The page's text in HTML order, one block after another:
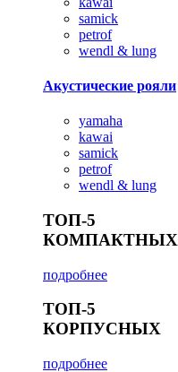
samick
petrof
wendl & lung
Акустические рояли
yamaha
kawai
samick
petrof
wendl & lung
ТОП-5
КОМПАКТНЫХ
подробнее
ТОП-5
КОРПУСНЫХ
подробнее